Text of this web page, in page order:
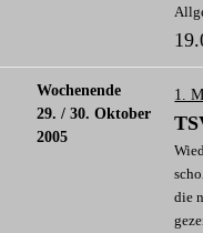
Wochenende
29. / 30. Oktober
2005
1.
die